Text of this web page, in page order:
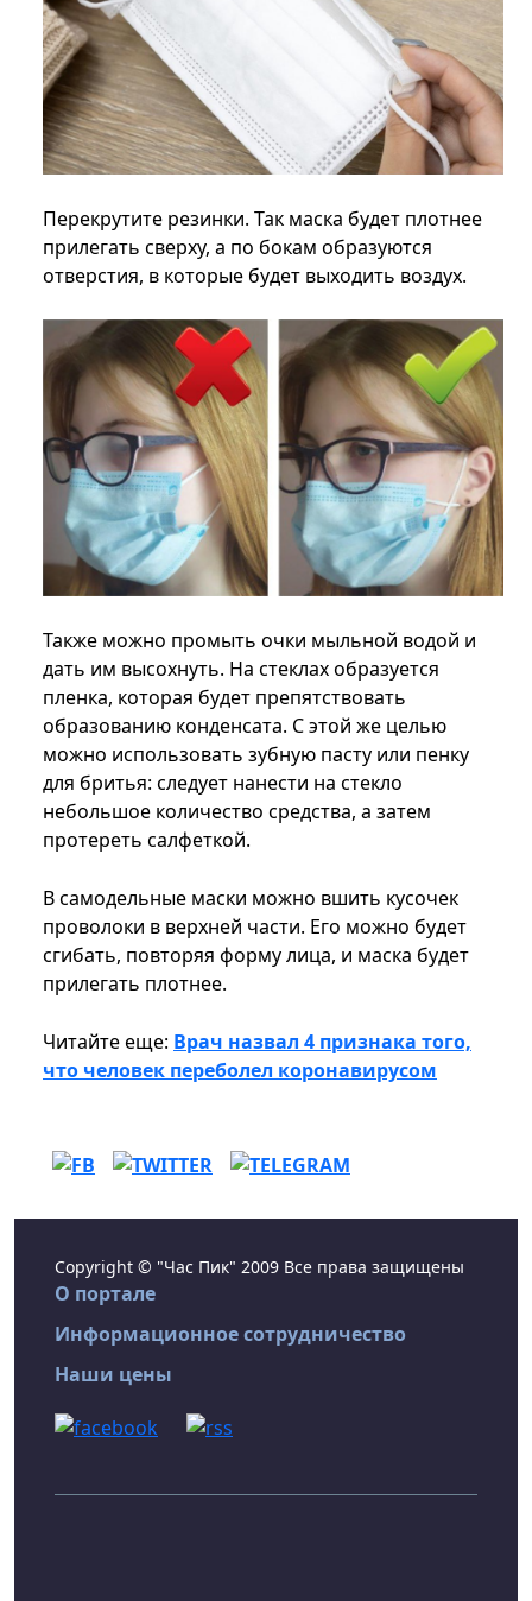
Перекрутите резинки. Так маска будет плотнее
прилегать сверху, а по бокам образуются
отверстия, в которые будет выходить воздух.
Также можно промыть очки мыльной водой и
дать им высохнуть. На стеклах образуется
пленка, которая будет препятствовать
образованию конденсата. С этой же целью
можно использовать зубную пасту или пенку
для бритья: следует нанести на стекло
небольшое количество средства, а затем
протереть салфеткой.
В самодельные маски можно вшить кусочек
проволоки в верхней части. Его можно будет
сгибать, повторяя форму лица, и маска будет
прилегать плотнее.
Читайте еще: Врач назвал 4 признака того,
что человек переболел коронавирусом
Copyright © "Час Пик" 2009 Все права защищены
О портале
Информационное сотрудничество
Наши цены